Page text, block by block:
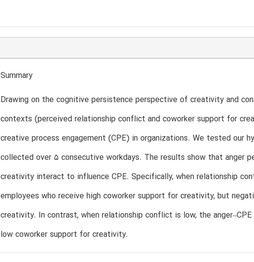
Summary
Drawing on the cognitive persistence perspective of creativity and
contexts (perceived relationship conflict and coworker support for
creative process engagement (CPE) in organizations. We tested our
collected over 5 consecutive workdays. The results show that anger
creativity interact to influence CPE. Specifically, when relationship
employees who receive high coworker support for creativity, but
creativity. In contrast, when relationship conflict is low, the
low coworker support for creativity.